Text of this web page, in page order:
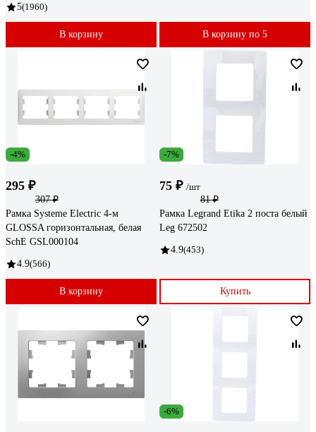
5(1960)
В корзину В корзину по 5
-4%
295 ₽
307 ₽
Рамка Systeme Electric 4-м
GLOSSA горизонтальная, белая
SchE GSL000104
4.9(566)
В корзину
-7%
75 ₽ /шт
81 ₽
Рамка Legrand Etika 2 поста белый
Leg 672502
4.9(453)
Купить
-6%